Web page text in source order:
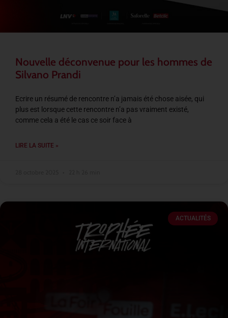
Nouvelle déconvenue pour les hommes de
Silvano Prandi
Ecrire un résumé de rencontre n’a jamais été chose aisée, qui
plus est lorsque cette rencontre n’a pas vraiment existé,
comme cela a été le cas ce soir face à
LIRE LA SUITE »
ACTUALITÉS